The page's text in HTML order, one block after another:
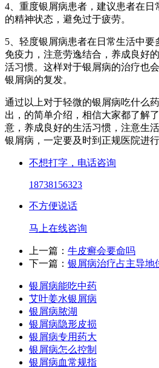
4、重度银屑病患者，建议患者在
的精神状态，避免过于疲劳。
5、轻度银屑病患者在日常生活中
免疫力，注意劳逸结合，养成良好
活习惯。这样对于银屑病的治疗也
银屑病的复发。
通过以上对于轻微的银屑病吃什么
出，的简单介绍，相信大家都了解
意，养成良好的生活习惯，注意生
银屑病，一定要及时到正规医院进
不想打字，电话咨询
18738156323
不方便说话
马上在线咨询
上一篇： 牛皮癣会要命吗
下一篇： 银屑病治疗占主导地
银屑病能吃中药
艾叶姜水银屑病
银屑病脓湖
银屑病隐形皮损
银屑病专用药大
银屑病怎么控制
银屑病血常规指